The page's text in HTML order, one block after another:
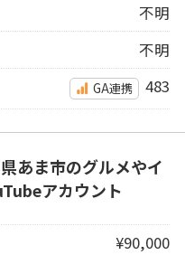
不明
不明
GA連携 483
あま市のグルメやイ
アカウント
¥90,000